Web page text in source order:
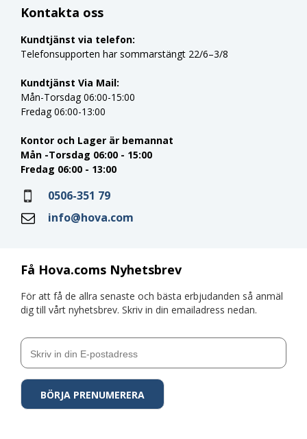
Få Hova.coms Nyhetsbrev
För att få de allra senaste och bästa erbjudanden så anmäl
dig till vårt nyhetsbrev. Skriv in din emailadress nedan.
Kontakta oss
Kundtjänst via telefon:
Telefonsupporten har sommarstängt 22/6–3/8
Kundtjänst Via Mail:
Mån-Torsdag 06:00-15:00
Fredag 06:00-13:00
Kontor och Lager är bemannat
Mån -Torsdag 06:00 - 15:00
Fredag 06:00 - 13:00
0506-351 79
info@hova.com